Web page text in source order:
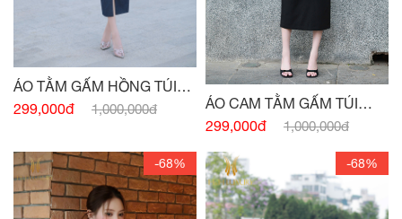
ÁO TẰM GẤM HỒNG TÚI
NGỰC
299,000đ 1,000,000đ
ÁO CAM TẰM GẤM TÚI
NGỰC
299,000đ 1,000,000đ
-68% -68%